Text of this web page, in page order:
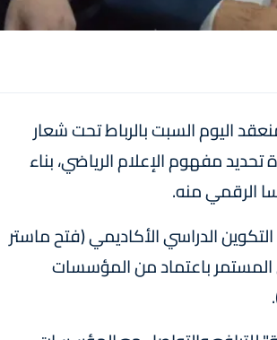
اليوم السبت بالرباط تحت شعار
الوطني في أفق استحقاقات 2030"، بإعادة تحديد مفهوم الإعلام الرياضي، بناء
الرقمي منه.
الدراسي الأكاديمي (فتح ماستر
المستمر باعتماد من المؤسسات